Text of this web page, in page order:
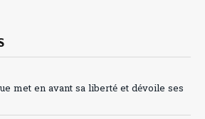
met en avant sa liberté et dévoile ses